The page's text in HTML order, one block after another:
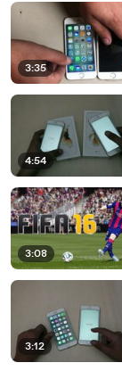
3:35
4:54
3:08
3:12